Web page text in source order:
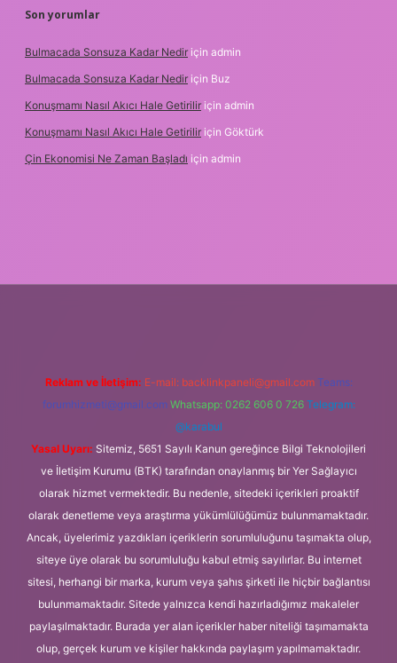
Son yorumlar
Bulmacada Sonsuza Kadar Nedir için admin
Bulmacada Sonsuza Kadar Nedir için Buz
Konuşmamı Nasıl Akıcı Hale Getirilir için admin
Konuşmamı Nasıl Akıcı Hale Getirilir için Göktürk
Çin Ekonomisi Ne Zaman Başladı için admin
Reklam ve İletişim: E-mail: backlinkpaneli@gmail.com Teams:
forumhizmeti@gmail.com Whatsapp: 0262 606 0 726 Telegram:
@karabul
Yasal Uyarı: Sitemiz, 5651 Sayılı Kanun gereğince Bilgi Teknolojileri
ve İletişim Kurumu (BTK) tarafından onaylanmış bir Yer Sağlayıcı
olarak hizmet vermektedir. Bu nedenle, sitedeki içerikleri proaktif
olarak denetleme veya araştırma yükümlülüğümüz bulunmamaktadır.
Ancak, üyelerimiz yazdıkları içeriklerin sorumluluğunu taşımakta olup,
siteye üye olarak bu sorumluluğu kabul etmiş sayılırlar. Bu internet
sitesi, herhangi bir marka, kurum veya şahıs şirketi ile hiçbir bağlantısı
bulunmamaktadır. Sitede yalnızca kendi hazırladığımız makaleler
paylaşılmaktadır. Burada yer alan içerikler haber niteliği taşımamakta
olup, gerçek kurum ve kişiler hakkında paylaşım yapılmamaktadır.